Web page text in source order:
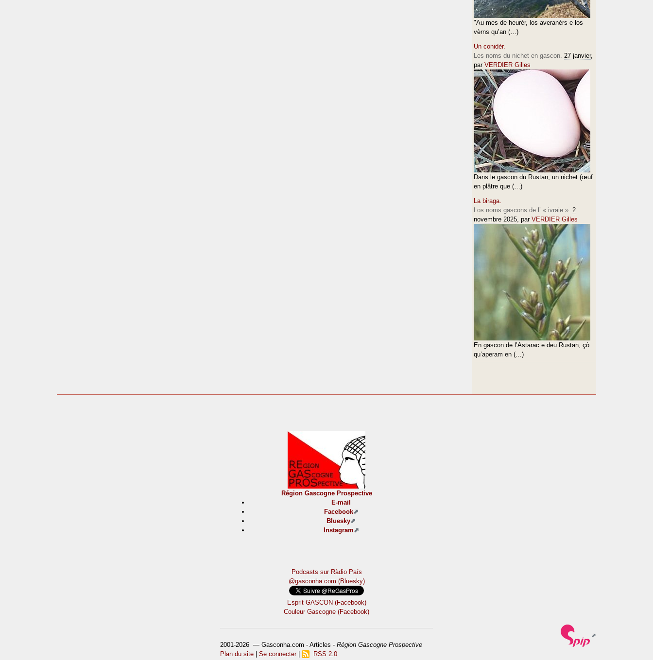
"Au mes de heurèr, los averanèrs e los
vèrns qu’an (…)
Un conidèr.
Les noms du nichet en gascon. 27 janvier,
par VERDIER Gilles
Dans le gascon du Rustan, un nichet (œuf
en plâtre que (…)
La biraga.
Los noms gascons de l’ « ivraie ». 2
novembre 2025, par VERDIER Gilles
En gascon de l’Astarac e deu Rustan, çò
qu’aperam en (…)
Région Gascogne Prospective
E-mail
Facebook
Bluesky
Instagram
Podcasts sur Ràdio País
@gasconha.com (Bluesky)
Esprit GASCON (Facebook)
Couleur Gascogne (Facebook)
2001-2026 — Gasconha.com - Articles - Région Gascogne Prospective
Plan du site
Se connecter| RSS 2.0